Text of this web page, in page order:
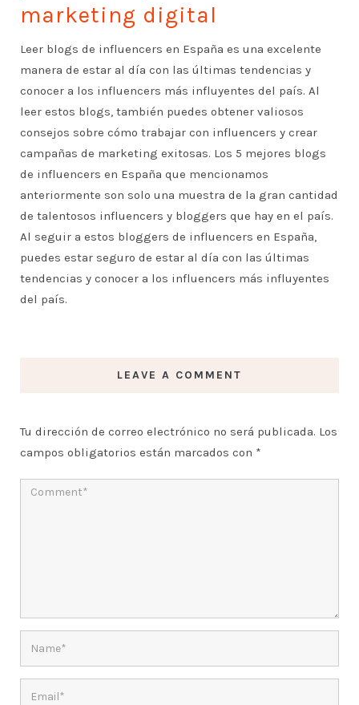
marketing digital
Leer blogs de influencers en España es una excelente
manera de estar al día con las últimas tendencias y
conocer a los influencers más influyentes del país. Al
leer estos blogs, también puedes obtener valiosos
consejos sobre cómo trabajar con influencers y crear
campañas de marketing exitosas. Los 5 mejores blogs
de influencers en España que mencionamos
anteriormente son solo una muestra de la gran cantidad
de talentosos influencers y bloggers que hay en el país.
Al seguir a estos bloggers de influencers en España,
puedes estar seguro de estar al día con las últimas
tendencias y conocer a los influencers más influyentes
del país.
LEAVE A COMMENT
Tu dirección de correo electrónico no será publicada. Los
campos obligatorios están marcados con *